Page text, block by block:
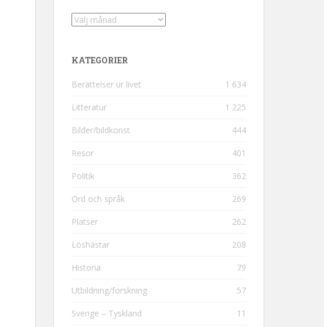
Arkiv
KATEGORIER
Berättelser ur livet 1 634
Litteratur 1 225
Bilder/bildkonst 444
Resor 401
Politik 362
Ord och språk 269
Platser 262
Löshästar 208
Historia 79
Utbildning/forskning 57
Sverige – Tyskland 11